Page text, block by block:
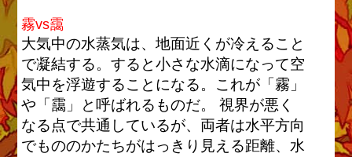
霧vs靄
大気中の水蒸気は、地面近くが冷えること
で凝結する。すると小さな水滴になって空
気中を浮遊することになる。これが「霧」
や「靄」と呼ばれるものだ。 視界が悪く
なる点で共通しているが、両者は水平方向
でもののかたちがはっきり見える距離、水